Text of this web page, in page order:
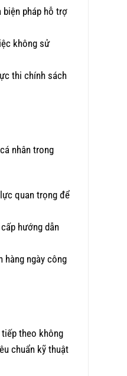
biện pháp hỗ trợ
không sử
thi chính sách
nhân trong
quan trọng để
hướng dẫn
hàng ngày công
theo không
chuẩn kỹ thuật